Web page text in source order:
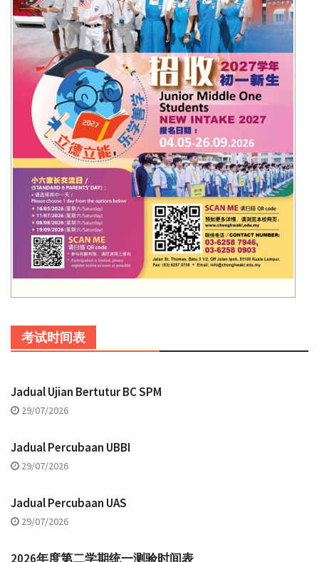
考试时间表
Jadual Ujian Bertutur BC SPM
29/07/2026
Jadual Percubaan UBBI
29/07/2026
Jadual Percubaan UAS
29/07/2026
2026年度第二学期统一测验时间表